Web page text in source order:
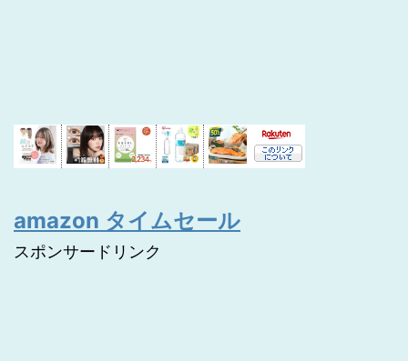
amazon タイムセール
スポンサードリンク